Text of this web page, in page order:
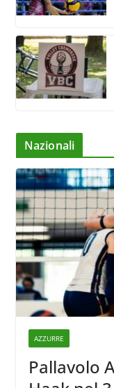
Nazionali
AZZURRE
Pallavolo